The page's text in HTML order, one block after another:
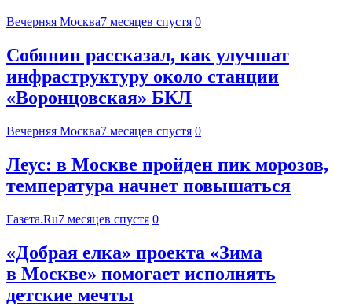
Вечерняя Москва7 месяцев спустя 0
Собянин рассказал, как улучшат
инфраструктуру около станции
«Воронцовская» БКЛ
Вечерняя Москва7 месяцев спустя 0
Леус: в Москве пройден пик морозов,
температура начнет повышаться
Газета.Ru7 месяцев спустя 0
«Добрая елка» проекта «Зима
в Москве» помогает исполнять
детские мечты